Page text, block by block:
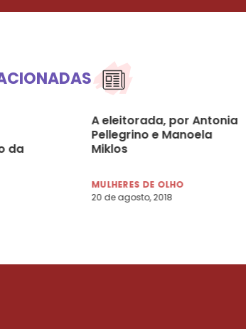
da
A eleitorada, por Antonia
Pellegrino e Manoela
Miklos
MULHERES DE OLHO
20 de agosto, 2018